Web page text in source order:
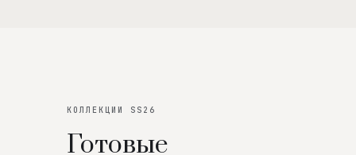
КОЛЛЕКЦИИ SS26
Готовые